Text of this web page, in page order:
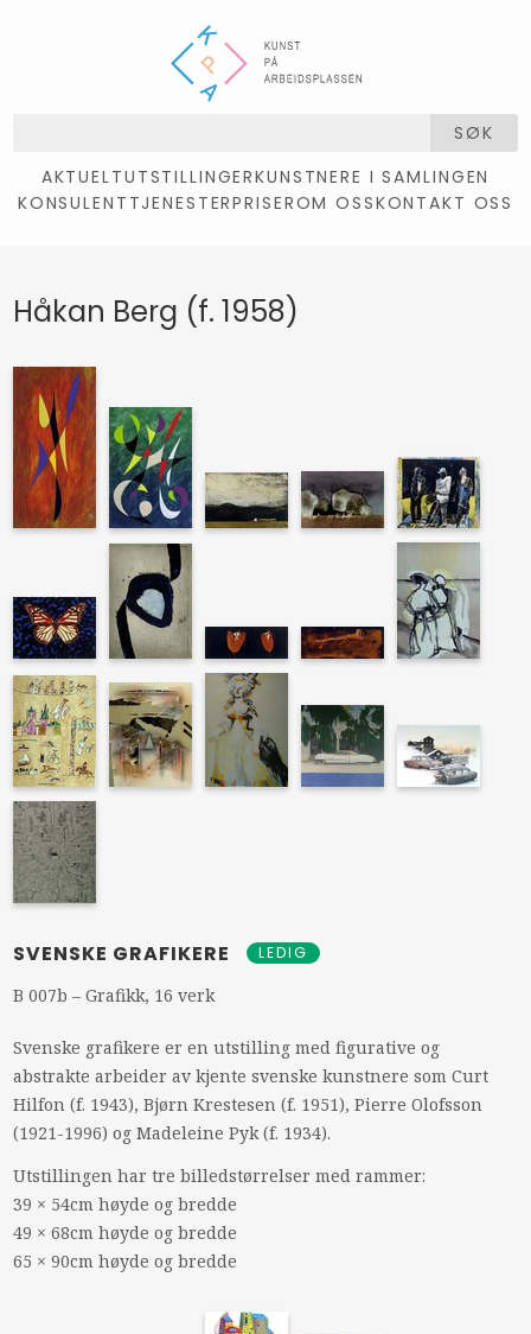
SØK
AKTUELTUTSTILLINGERKUNSTNERE I SAMLINGEN
KONSULENTTJENESTERPRISEROM OSSKONTAKT OSS
Håkan Berg (f. 1958)
SVENSKE GRAFIKERE LEDIG
B 007b – Grafikk, 16 verk
Svenske grafikere er en utstilling med figurative og
abstrakte arbeider av kjente svenske kunstnere som Curt
Hilfon (f. 1943), Bjørn Krestesen (f. 1951), Pierre Olofsson
(1921-1996) og Madeleine Pyk (f. 1934).
Utstillingen har tre billedstørrelser med rammer:
39 × 54cm høyde og bredde
49 × 68cm høyde og bredde
65 × 90cm høyde og bredde